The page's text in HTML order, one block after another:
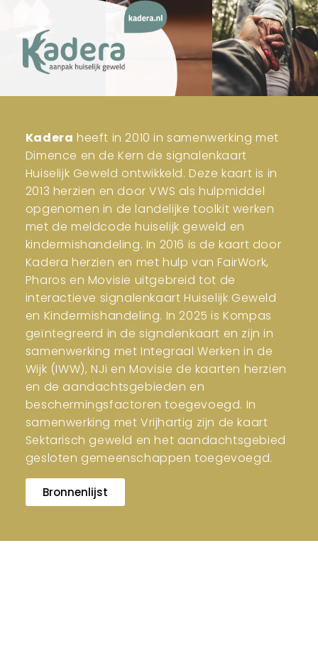
Kadera heeft in 2010 in samenwerking met
Dimence en de Kern de signalenkaart
Huiselijk Geweld ontwikkeld. Deze kaart is in
2013 herzien en door VWS als hulpmiddel
opgenomen in de landelijke toolkit werken
met de meldcode huiselijk geweld en
kindermishandeling. In 2016 is de kaart door
Kadera herzien en met hulp van FairWork,
Pharos en Movisie uitgebreid tot de
interactieve signalenkaart Huiselijk Geweld
en Kindermishandeling. In 2025 is Kompas
geïntegreerd in de signalenkaart en zijn in
samenwerking met Integraal Werken in de
Wijk (IWW), NJi en Movisie de kaarten herzien
en de aandachtsgebieden en
beschermingsfactoren toegevoegd. In
samenwerking met Vrijhartig zijn de kaart
Sektarisch geweld en het aandachtsgebied
gesloten gemeenschappen toegevoegd.
Bronnenlijst